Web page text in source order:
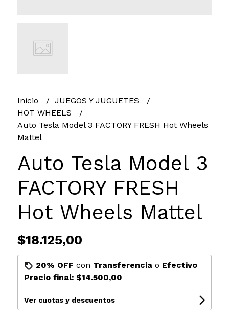
Inicio
JUEGOS Y JUGUETES
HOT WHEELS
Auto Tesla Model 3 FACTORY FRESH Hot Wheels
Mattel
Auto Tesla Model 3
FACTORY FRESH
Hot Wheels Mattel
$18.125,00
20% OFF con Transferenciao Efectivo
Precio final: $14.500,00
Ver cuotas y descuentos